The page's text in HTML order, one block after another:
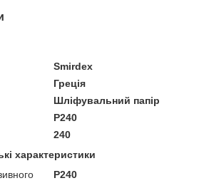
Smirdex
Греція
Шліфувальний папір
P240
240
характеристики
P240